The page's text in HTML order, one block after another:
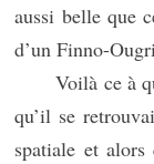
aussi belle que
d’un Finno-
Voilà ce à
qu’il se
spatiale et alors